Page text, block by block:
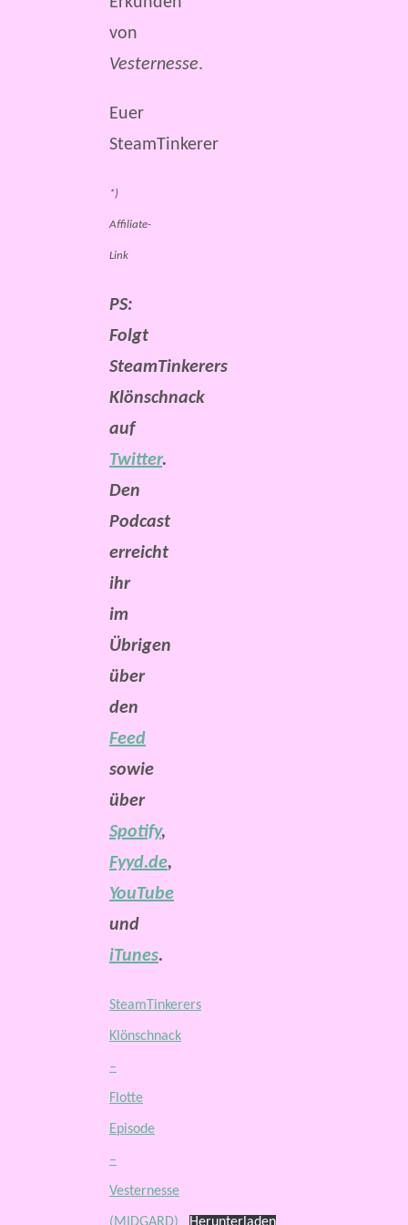
von
Vesternesse.
Euer
SteamTinkerer
*)
Affiliate-
Link
PS:
Folgt
SteamTinkerers
Klönschnack
auf
Twitter.
Den
Podcast
erreicht
ihr
im
Übrigen
über
den
Feed
sowie
über
Spotify,
Fyyd.de,
YouTube
und
iTunes.
SteamTinkerers
Klönschnack
–
Flotte
Episode
–
Vesternesse